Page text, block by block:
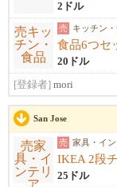
2ドル
売 キッチン
20ドル
[登録者] mori
San Jose
売 家具・イ
IKEA 2段
25ドル